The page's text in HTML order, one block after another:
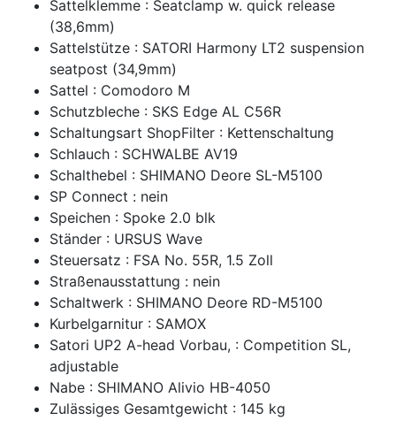
Sattelklemme : Seatclamp w. quick release
(38,6mm)
Sattelstütze : SATORI Harmony LT2 suspension
seatpost (34,9mm)
Sattel : Comodoro M
Schutzbleche : SKS Edge AL C56R
Schaltungsart ShopFilter : Kettenschaltung
Schlauch : SCHWALBE AV19
Schalthebel : SHIMANO Deore SL-M5100
SP Connect : nein
Speichen : Spoke 2.0 blk
Ständer : URSUS Wave
Steuersatz : FSA No. 55R, 1.5 Zoll
Straßenausstattung : nein
Schaltwerk : SHIMANO Deore RD-M5100
Kurbelgarnitur : SAMOX
Satori UP2 A-head Vorbau, : Competition SL,
adjustable
Nabe : SHIMANO Alivio HB-4050
Zulässiges Gesamtgewicht : 145 kg